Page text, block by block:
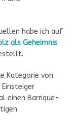
habe ich auf
als Geheimnis
Kategorie von
einen Barrique-